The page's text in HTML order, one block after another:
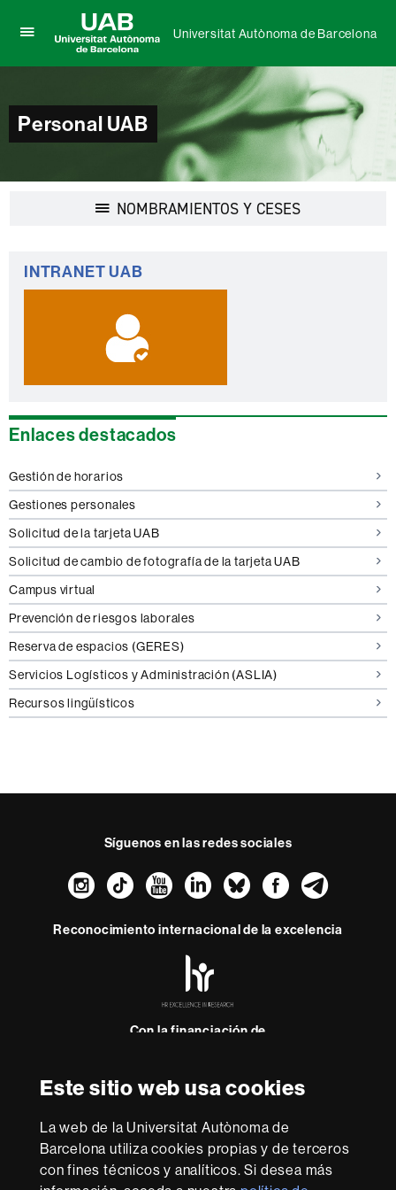
Este sitio web usa cookies
La web de la Universitat Autònoma de
Barcelona utiliza cookies propias y de terceros
con fines técnicos y analíticos. Si desea más
aquí
el
menú
Autònoma
de
Barcelona
Universitat Autònoma de Barcelona
Personal UAB
NOMBRAMIENTOS Y CESES
Información
complementaria
INTRANET UAB
Enlaces destacados
Gestión de horarios
Gestiones personales
Solicitud de la tarjeta UAB
Solicitud de cambio de fotografía de la tarjeta UAB
Campus virtual
Prevención de riesgos laborales
Reserva de espacios (GERES)
Servicios Logísticos y Administración (ASLIA)
Recursos lingüísticos
Síguenos en las redes sociales
Instagram
TikTokYouTube
LinkedIn
Bluesky
Reconocimiento internacional de la excelencia
-
Con la financiación de
esta
web Aviso legal Protección de datos Sobre el
web
Accesibilidad web Mapa del web UAB